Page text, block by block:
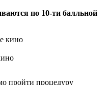
по 10-ти балльной
кино
пройти процедуру